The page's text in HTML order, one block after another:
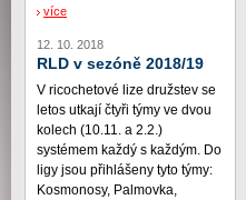
více
12. 10. 2018
RLD v sezóně 2018/19
V ricochetové lize družstev se
letos utkají čtyři týmy ve dvou
kolech (10.11. a 2.2.)
systémem každý s každým. Do
ligy jsou přihlášeny tyto týmy:
Kosmonosy, Palmovka,